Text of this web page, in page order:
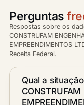
Perguntas
Respostas sobre os
CONSTRUFAM
EMPREENDIMENTOS
Receita Federal.
Qual a
CONSTRUFAM